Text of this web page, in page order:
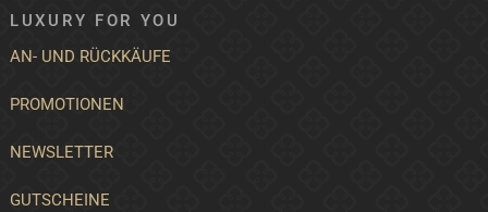
LUXURY FOR YOU
AN- UND RÜCKKÄUFE
PROMOTIONEN
NEWSLETTER
GUTSCHEINE